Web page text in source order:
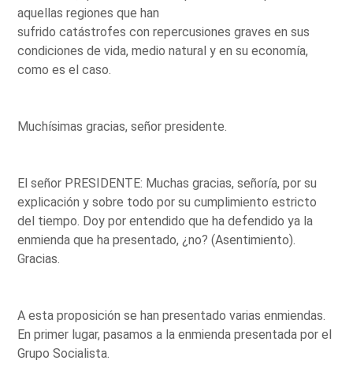
aquellas regiones que han
sufrido catástrofes con repercusiones graves en sus
condiciones de vida, medio natural y en su economía,
como es el caso.
Muchísimas gracias, señor presidente.
El señor PRESIDENTE: Muchas gracias, señoría, por su
explicación y sobre todo por su cumplimiento estricto
del tiempo. Doy por entendido que ha defendido ya la
enmienda que ha presentado, ¿no? (Asentimiento).
Gracias.
A esta proposición se han presentado varias enmiendas.
En primer lugar, pasamos a la enmienda presentada por el
Grupo Socialista.